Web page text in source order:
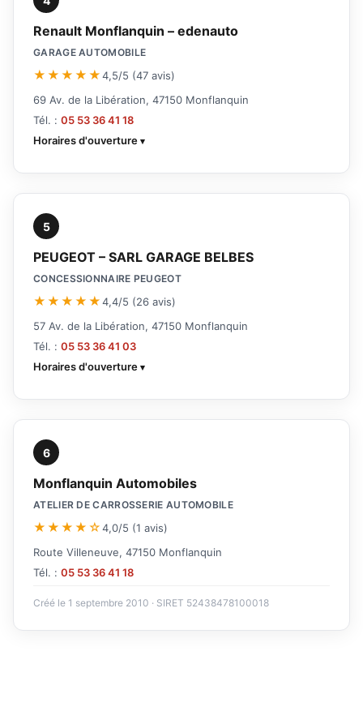
Renault Monflanquin – edenauto
GARAGE AUTOMOBILE
★★★★★4,5/5 (47 avis)
69 Av. de la Libération, 47150 Monflanquin
Tél. : 05 53 36 41 18
Horaires d'ouverture
5
PEUGEOT – SARL GARAGE BELBES
CONCESSIONNAIRE PEUGEOT
★★★★★4,4/5 (26 avis)
57 Av. de la Libération, 47150 Monflanquin
Tél. : 05 53 36 41 03
Horaires d'ouverture
6
Monflanquin Automobiles
ATELIER DE CARROSSERIE AUTOMOBILE
★★★★☆4,0/5 (1 avis)
Route Villeneuve, 47150 Monflanquin
Tél. : 05 53 36 41 18
Créé le 1 septembre 2010 · SIRET 52438478100018